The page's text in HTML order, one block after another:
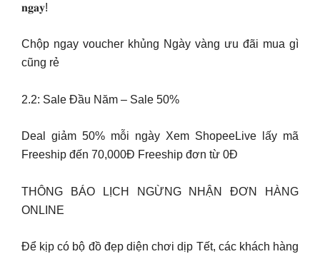
𝐧𝐠𝐚𝐲!
Chộp ngay voucher khủng Ngày vàng ưu đãi mua gì
cũng rẻ
2.2: Sale Đầu Năm – Sale 50%
Deal giảm 50% mỗi ngày Xem ShopeeLive lấy mã
Freeship đến 70,000Đ Freeship đơn từ 0Đ
THÔNG BÁO LỊCH NGỪNG NHẬN ĐƠN HÀNG
ONLINE
Để kịp có bộ đồ đẹp diện chơi dịp Tết, các khách hàng